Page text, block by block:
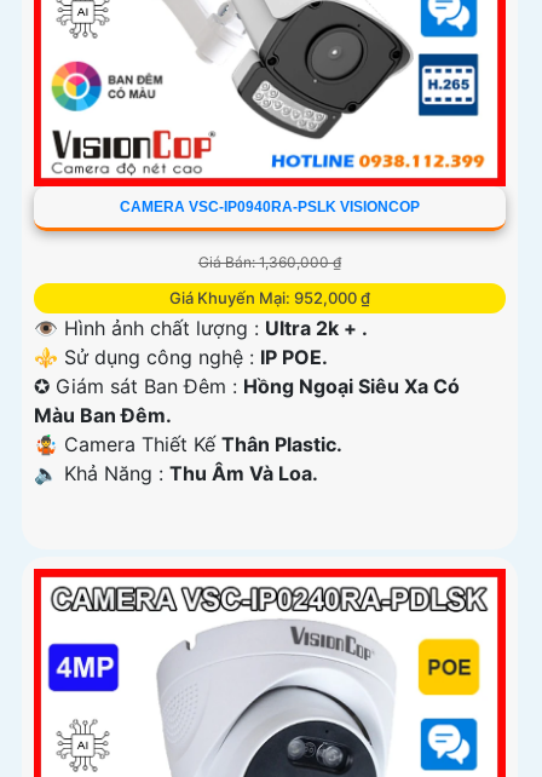
CAMERA VSC-IP0940RA-PSLK VISIONCOP
Giá Bán: 1,360,000 ₫
Giá Khuyến Mại: 952,000 ₫
👁 Hình ảnh chất lượng : Ultra 2k + .
⚜️ Sử dụng công nghệ : IP POE.
✪ Giám sát Ban Đêm : Hồng Ngoại Siêu Xa Có
Màu Ban Ðêm.
🤹 Camera Thiết Kế Thân Plastic.
️🔈 Khả Năng : Thu Âm Và Loa.